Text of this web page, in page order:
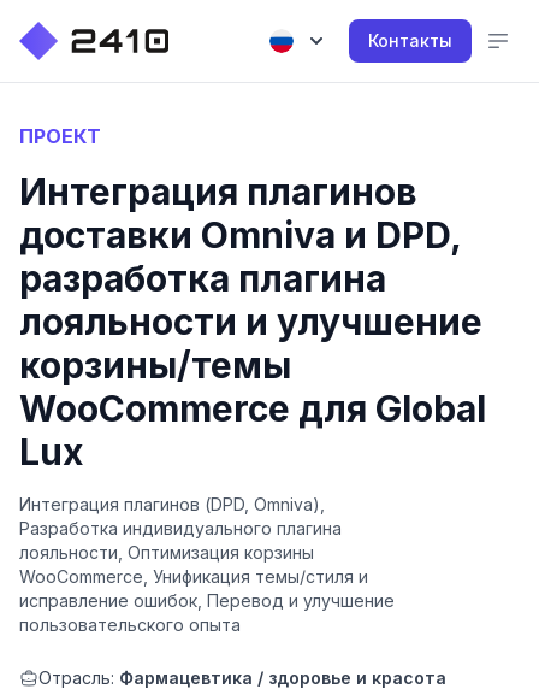
Контакты
ПРОЕКТ
Интеграция плагинов
доставки Omniva и DPD,
разработка плагина
лояльности и улучшение
корзины/темы
WooCommerce для Global
Lux
Интеграция плагинов (DPD, Omniva),
Разработка индивидуального плагина
лояльности, Оптимизация корзины
WooCommerce, Унификация темы/стиля и
исправление ошибок, Перевод и улучшение
пользовательского опыта
Отрасль: Фармацевтика / здоровье и красота